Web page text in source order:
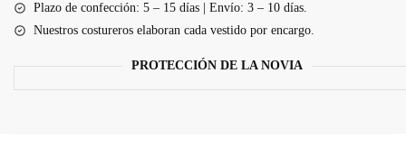
con
tirantes
Plazo de confección: 5 – 15 días | Envío: 3 – 10 días.
Nuestros costureros elaboran cada vestido por encargo.
PROTECCIÓN DE LA NOVIA